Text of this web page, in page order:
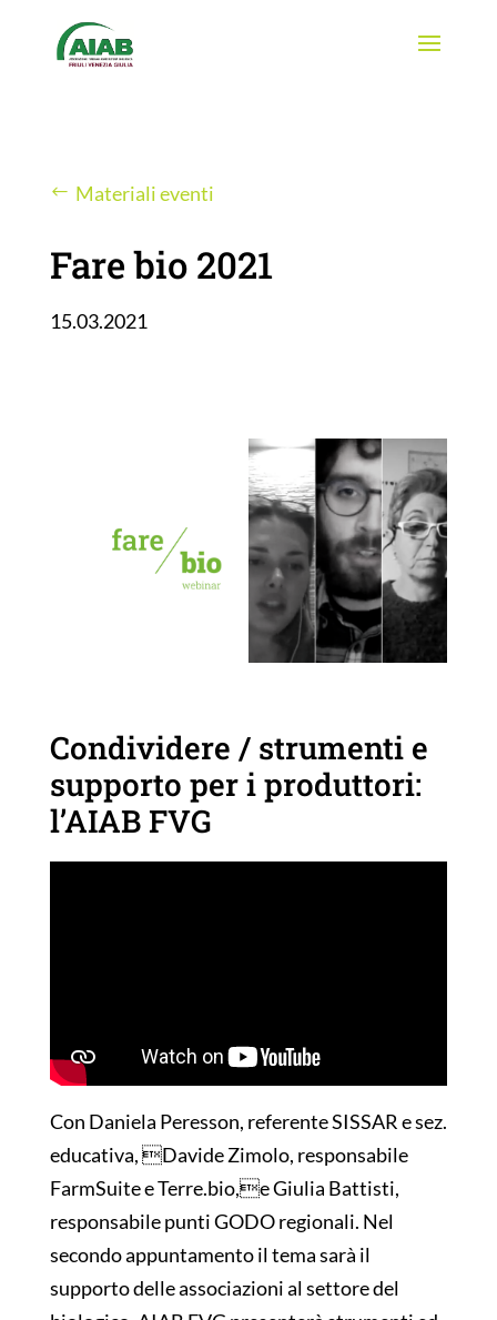
Materiali eventi
Fare bio 2021
15.03.2021
Condividere / strumenti e
supporto per i produttori:
l’AIAB FVG
Con Daniela Peresson, referente SISSAR e sez.
educativa, Davide Zimolo, responsabile
FarmSuite e Terre.bio,e Giulia Battisti,
responsabile punti GODO regionali. Nel
secondo appuntamento il tema sarà il
supporto delle associazioni al settore del